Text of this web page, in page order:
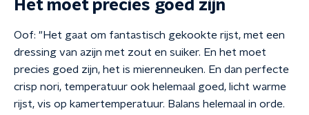
Het moet precies goed zijn
Oof: "Het gaat om fantastisch gekookte rijst, met een
dressing van azijn met zout en suiker. En het moet
precies goed zijn, het is mierenneuken. En dan perfecte
crisp nori, temperatuur ook helemaal goed, licht warme
rijst, vis op kamertemperatuur. Balans helemaal in orde.